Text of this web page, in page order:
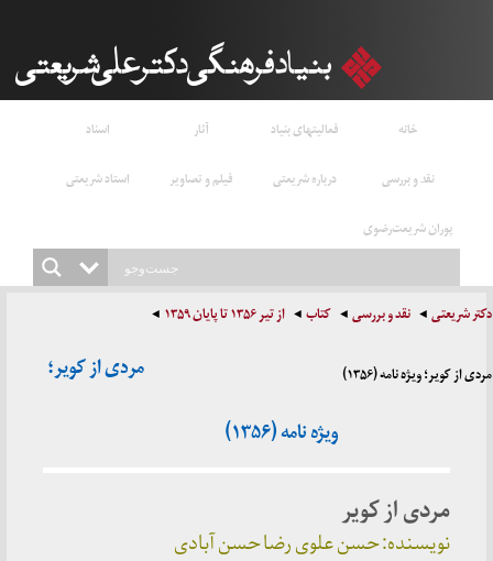
خانه فعالیتهای بنیاد آثار
اسناد
نقد و بررسی
درباره شریعتی فیلم و تصاویر
استاد شریعتی
پوران شریعت‌رضوی
دکتر شریعتی نقد و بررسی کتاب از تیر ۱۳۵۶ تا پایان ۱۳۵۹
مردی از کویر؛ ویژه نامه (۱۳۵۶)
مردی از کویر؛
ویژه نامه (۱۳۵۶)
مردی از کویر
نویسنده: حسن علوی رضا حسن آبادی